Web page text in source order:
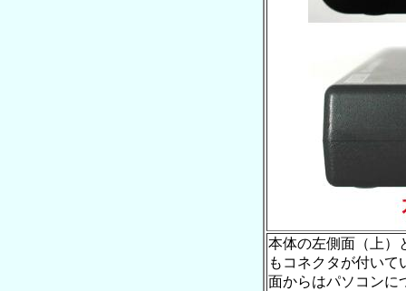
本体の左側面（上）
もコネクタが付いて
面からはパソコンに